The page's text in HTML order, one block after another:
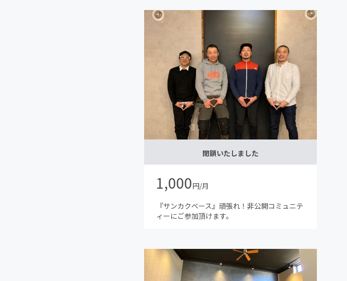
閉鎖いたしました
1,000円/月
『サンカクベース』頑張れ！非公開コミュニテ
ィーにご参加頂けます。